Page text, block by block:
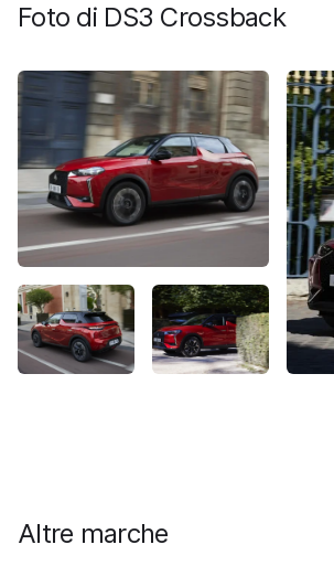
Foto di DS3 Crossback
Altre marche